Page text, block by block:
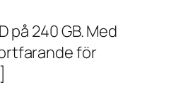
på 240 GB. Med
för